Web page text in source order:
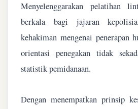
Menyelenggarakan pelatihan
berkala bagi jajaran
kehakiman mengenai penerapan
orientasi penegakan tidak
statistik pemidanaan.
Dengan menempatkan prinsip